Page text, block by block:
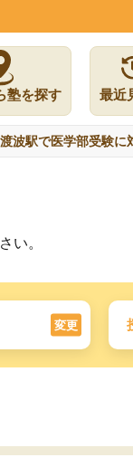
塾を探す 最近
渡波駅で医学部受験に
い。
変更